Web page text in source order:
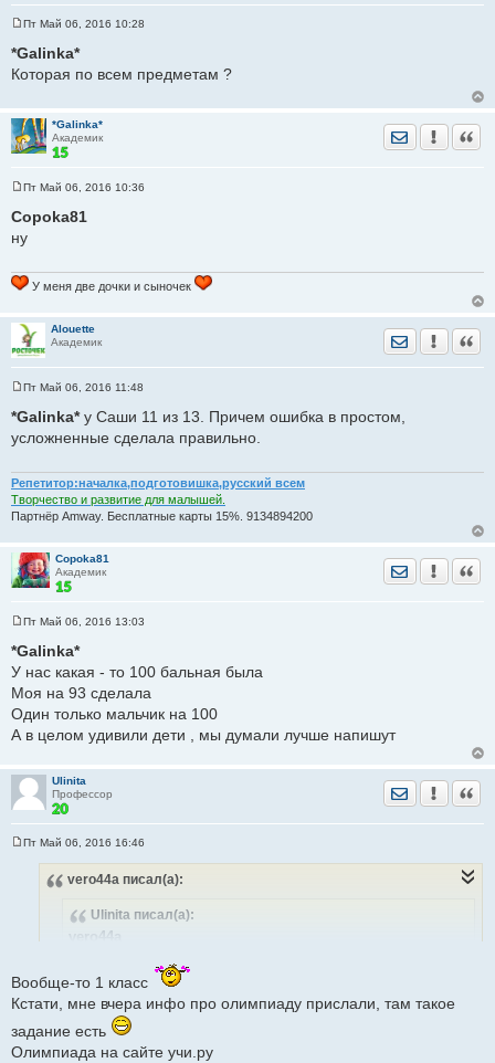
о
о
б
и
е
Пт Май 06, 2016 10:28
*Galinka*
Которая по всем предметам ?
*Galinka*
Академик
Отправить
о
б
н
и
Пт Май 06, 2016 10:36
Copoka81
ну
У меня две дочки и сыночек
Alouette
Академик
Отправить
о
о
б
н
и
е
Пт Май 06, 2016 11:48
*Galinka*у Саши 11 из 13. Причем ошибка в простом,
усложненные сделала правильно.
Репетитор:началка,подготовишка,русский всем
Творчество и развитие для малышей.
Партнёр Amway. Бесплатные карты 15%. 9134894200
Copoka81
Академик
Отправить
о
о
б
е
н
и
е
Пт Май 06, 2016 13:03
*Galinka*
У нас какая - то 100 бальная была
Моя на 93 сделала
Один только мальчик на 100
А в целом удивили дети , мы думали лучше напишут
Ulinita
Профессор
Отправить
Пт Май 06, 2016 16:46
vero44a писал(а):
Ulinita писал(а):
отражение, оси симметрии
МамО Это у старшей?
Вообще-то 1 класс
Кстати, мне вчера инфо про олимпиаду прислали, там такое
задание есть
Олимпиада на сайте учи.ру